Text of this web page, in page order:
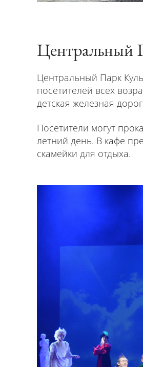
Центральный
Центральный Парк
посетителей всех
детская железная
Посетители могут
летний день. В кафе
скамейки для отдыха.